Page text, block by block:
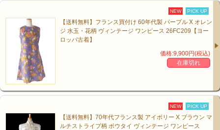
NEW PICK UP
【送料無料】フランス買付け 60年代製 パープル X オレン
ジ 水玉・花柄 ヴィンテージ ワンピース 26FC209【ヨー
ロッパ古着】
価格:9,900円(税込)
在庫切れ
NEW PICK UP
【送料無料】70年代フランス製 アイボリー X ブラウン マ
ルチストライプ柄 ボウタイ ヴィンテージ ワンピース